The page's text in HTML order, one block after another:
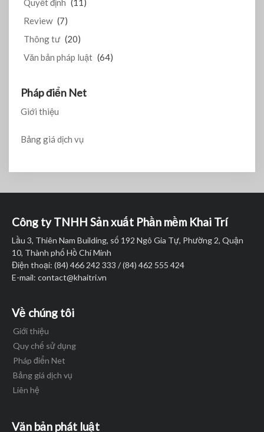
Quyết định (11)
Review (7)
Thông tư (20)
Văn bản pháp luật (64)
Pháp điển Net
Giới thiệu
Bảng giá dịch vụ
Công ty TNHH Sản xuất Phần mềm Khai Trí
Lầu 3, Thiên Nam Building, số 192 Ngô Gia Tự, Phường 2, Quận
10, Thành phố Hồ Chí Minh
Điện thoại: (84) 466 242 333 / (84) 462 555 424
E-mail: contact@khaitri.vn
Về chúng tôi
Giới thiệu
Quy chế sử dụng
Pháp điển Net
Bảng giá dịch vụ
Liên hệ
Văn bản phát luật